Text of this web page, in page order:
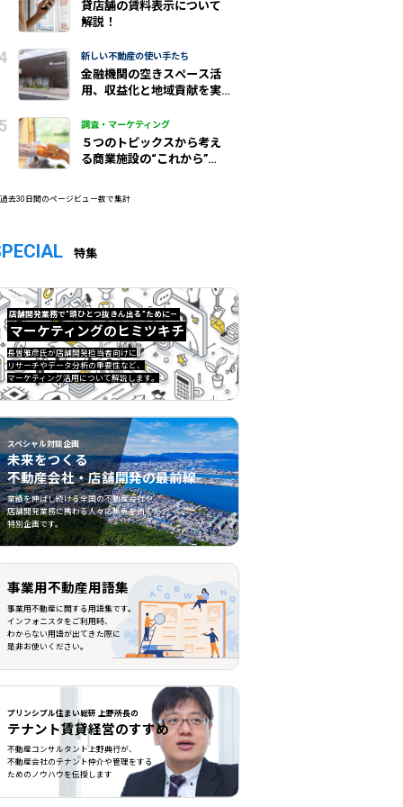
貸店舗の賃料表示について
解説！
新しい不動産の使い手たち
金融機関の空きスペース活
用、収益化と地域貢献を実
調査・マーケティング
５つのトピックスから考え
る商業施設の“これから”
去30日間のページビュー数で集計
特集
店舗開発業務で”頭ひとつ抜きん出る”ために—
マーケティングのヒミツキチ
長曽雅彦氏が店舗開発担当者向けに
リサーチやデータ分析の重要性など、
マーケティング活用について解説します。
ケティングのヒミツキチ">
スペシャル対談企画
未来をつくる
不動産会社・店舗開発の最前線
業績を伸ばし続ける全国の不動産会社や
店舗開発業務に携わる人々に焦点を当てた
特別企画です。
産会社・店舗開発の最前線">
事業用不動産用語集
事業用不動産に関する用語集です。
インフォニスタをご利用時、
わからない用語が出てきた際に
是非お使いください。
プリンシプル住まい総研 上野所長の
テナント賃貸経営のすすめ
不動産コンサルタント上野典行が、
不動産会社のテナント仲介や管理をする
ためのノウハウを伝授します